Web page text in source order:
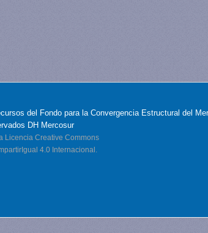
del Fondo para la Convergencia Estructural del
DH Mercosur
Licencia Creative Commons
4.0 Internacional.